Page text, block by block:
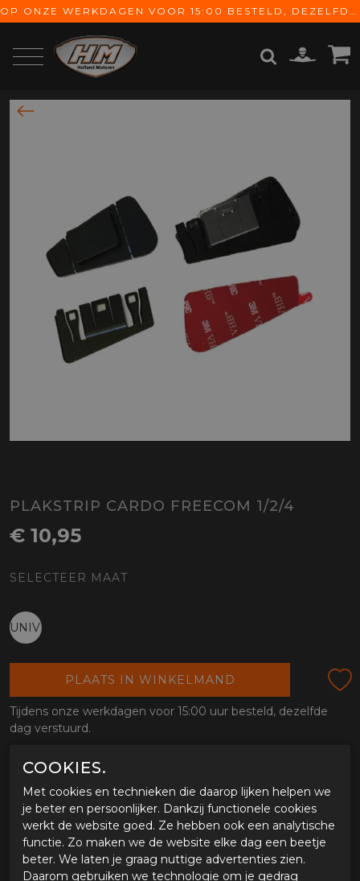
OP ONZE WERKDAGEN VOOR 15:00 BESTELD, DEZELFDE DAG VERZONDEN! GRATIS VERZENDING VANAF € 65,-
PLAKSTRIP CARDO FREECOM 1/2/4
€ 10,95
SELECTEER MAAT
UNIVERSEEL
PLAATS IN WINKELMAND
Tijdens onze werkdagen voor 15:00 uur besteld, dezelfde
dag verstuurd.
OMSCHRIJVING PLAKSTRIP CARDO FREECOM
1/2/4
Eigenschappen Cardo Systems plakstrip
UNIVERSELE PLAKSTRIP VOOR HET
BEVESTIGEN VAN HET
COMMUNICATIESYSTEEM AAN DE HELM
COOKIES.
Met cookies en technieken die daarop lijken helpen we
je beter en persoonlijker. Dankzij functionele cookies
werkt de website goed. Ze hebben ook een analytische
functie. Zo maken we de website elke dag een beetje
beter. We laten je graag nuttige advertenties zien.
Daarom gebruiken we technologie om je gedrag